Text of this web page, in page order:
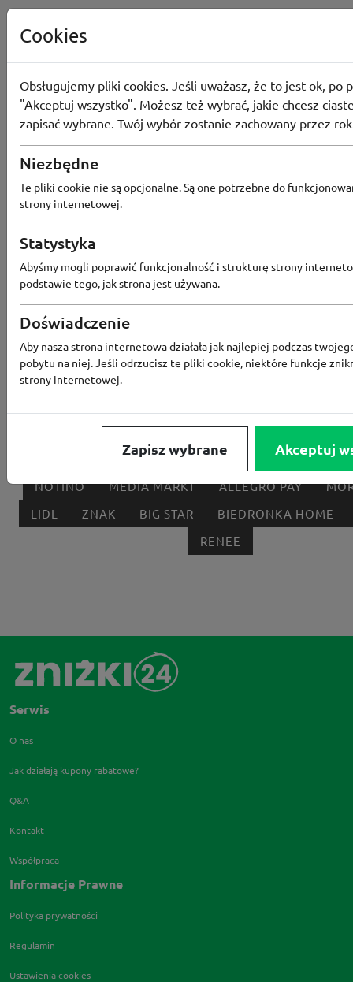
Popularne sklepy
RTV EURO AGD MODIVO HEBE
MEDIA EXPERT
LOUNGE BY ZALANDO
ALLEGRO
HOMLA
ANSWEAR 4F OLEOLE!
NOTINO
MEDIA MARKT ALLEGRO PAY
LIDL
ZNAK BIG STAR
BIEDRONKA HOME
RENEE
Serwis
O nas
Jak działają kupony rabatowe?
Q&A
Kontakt
Współpraca
Informacje Prawne
Polityka prywatności
Regulamin
Ustawienia cookies
Cookies
Obsługujemy pliki cookies. Jeśli uważasz, że to jest ok, po
"Akceptuj wszystko". Możesz też wybrać, jakie chcesz
zapisać wybrane. Twój wybór zostanie zachowany przez
Niezbędne
Te pliki cookie nie są opcjonalne. Są one potrzebne do
strony internetowej.
Statystyka
Abyśmy mogli poprawić funkcjonalność i strukturę strony
podstawie tego, jak strona jest używana.
Doświadczenie
Aby nasza strona internetowa działała jak najlepiej podczas
pobytu na niej. Jeśli odrzucisz te pliki cookie, niektóre funkcje
strony internetowej.
Zapisz wybrane Akceptuj